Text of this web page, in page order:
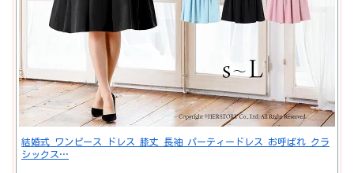
結婚式 ワンピース ドレス 膝丈 長袖 パーティードレス お呼ばれ クラ
シックス…